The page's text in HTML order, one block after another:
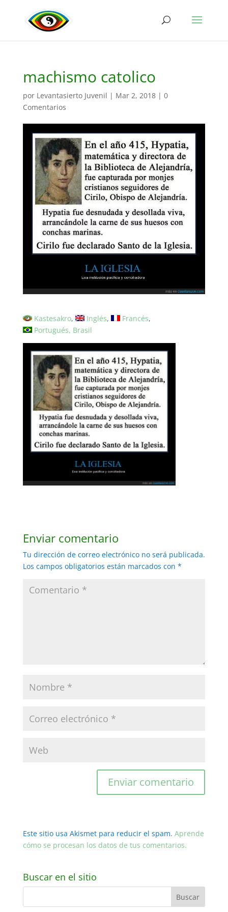
machismo catolico
por Levantasierto Juvenil | Mar 2, 2018| 0
Comentarios
Kastesakro Inglés
Francés
Portugués, Brasil
Enviar comentario
Tu dirección de correo electrónico no será publicada.
Los campos obligatorios están marcados con *
Este sitio usa Akismet para reducir el spam. Aprende
cómo se procesan los datos de tus comentarios.
Buscar en el sitio